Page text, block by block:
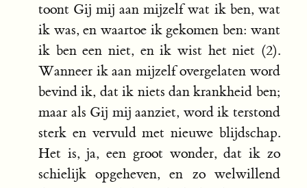
toont Gij mij aan mijzelf wat ik ben, wat
ik was, en waartoe ik gekomen ben: want
ik ben een niet, en ik wist het niet (2).
Wanneer ik aan mijzelf overgelaten word
bevind ik, dat ik niets dan krankheid ben;
maar als Gij mij aanziet, word ik terstond
sterk en vervuld met nieuwe blijdschap.
Het is, ja, een groot wonder, dat ik zo
schielijk opgeheven, en zo welwillend